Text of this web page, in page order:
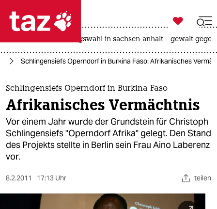
 taz zahl ich
taz zahl ich
themen
politik
öko
gesellschaft
kultur
sport

taz zahl ich
landtagswahl in sachsen-anhalt gewalt
Schlingensiefs Operndorf in Burkina Faso: Afrikanisches
Schlingensiefs Operndorf in Burkina Faso
Afrikanisches Vermächtnis
Vor einem Jahr wurde der Grundstein für Christoph
Schlingensiefs "Operndorf Afrika" gelegt. Den Stand
des Projekts stellte in Berlin sein Frau Aino Laberenz
vor.
8.2.2011 17:13 Uhr teilen